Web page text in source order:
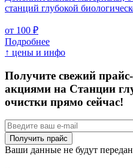
станций глубокой
от 100 ₽
Подробнее
↑ цены и инфо
Получите свежий
акциями на Станции
очистки прямо сейчас!
Ваши данные не будут